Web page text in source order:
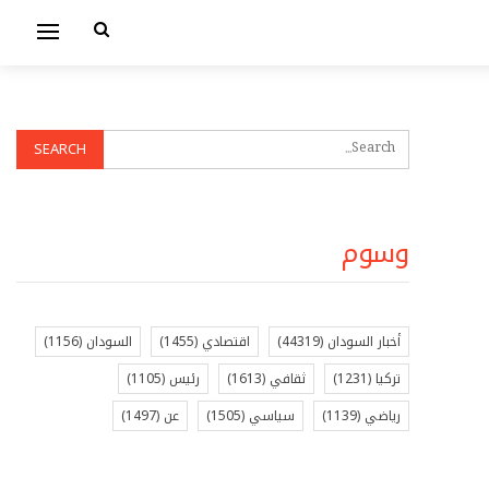
وسوم
أخبار السودان (44319) اقتصادي (1455) السودان (1156)
تركيا (1231) ثقافي (1613) رئيس (1105)
رياضي (1139) سياسي (1505) عن (1497)